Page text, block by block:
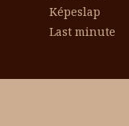
Képeslap
Last minute